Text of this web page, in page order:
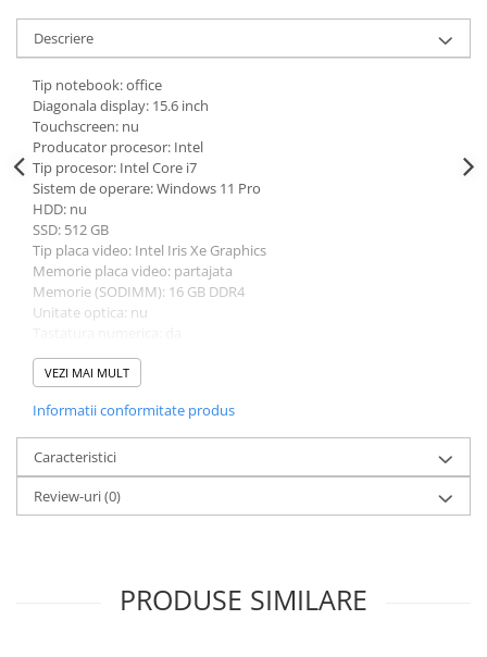
Markere speciale
Markere acrilice
Markere acrilice cu efect metalic
Markere universale
Textmarkere
Rezerve cerneala si mine pix
Ambalare si etichetare
Accesorii si cutii din carton
Aparate pentru aplicat preturi
Benzi adezive si accesorii
Folie de paletizat
Articole pentru birou
Organizare si arhivare
Arhivare
Bibliorafturi
Dosare din plastic
Descriere
Tip notebook: office
Diagonala display: 15.6 inch
Touchscreen: nu
Producator procesor: Intel
Tip procesor: Intel Core i7
Sistem de operare: Windows 11 Pro
HDD: nu
SSD: 512 GB
Tip placa video: Intel Iris Xe Graphics
Memorie placa video: partajata
Memorie (SODIMM): 16 GB DDR4
Unitate optica: nu
Greutate: 1.5 - 1.99 Kg
Culoare: gri
Model placa video: Intel Iris Xe Graphics
VEZI MAI MULT
Informatii conformitate produs
Caracteristici
Review-uri(0)
PRODUSE SIMILARE